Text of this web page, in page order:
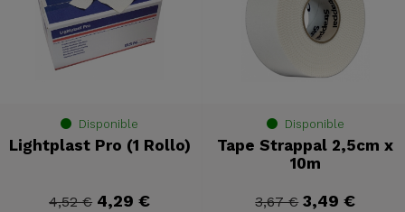
Disponible
Lightplast Pro (1 Rollo)
4,52 € 4,29 €
Disponible
Tape Strappal 2,5cm x
10m
3,67 € 3,49 €